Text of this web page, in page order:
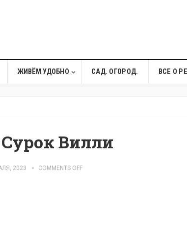
ЖИВЁМ УДОБНО САД. ОГОРОД. ВСЕ О
Вилли
2023 COMMENTS OFF